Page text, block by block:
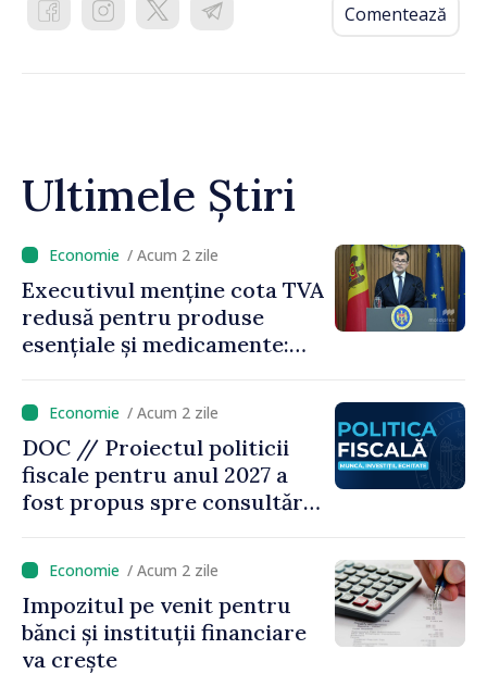
Comentează
Ultimele Știri
/ Acum 2 zile
Executivul menține cota TVA
redusă pentru produse
esențiale și medicamente:
pe seama consumului de
bază al oamenilor”
/ Acum 2 zile
DOC // Proiectul politicii
fiscale pentru anul 2027 a
fost propus spre consultări
/ Acum 2 zile
Impozitul pe venit pentru
bănci și instituții financiare
va crește